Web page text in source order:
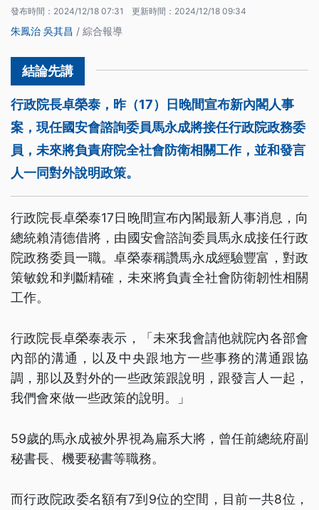
發布時間： 2024/12/18 07:31 更新時間： 2024/12/18 09:34
朱鳳治 吳其昌 / 綜合報導
行政院長卓榮泰，昨（17）日晚間宣布新內閣人事
案，現任國安會諮詢委員馬永成將接任行政院政務委
員，未來將負責府院全社會防衛相關工作，並和發言
人一同對外說明政策。
行政院長卓榮泰17日晚間宣布內閣最新人事消息，向
總統賴清德借將，由國安會諮詢委員馬永成接任行政
院政務委員一職。卓榮泰稱讚馬永成經驗豐富，對政
策敏銳和判斷精確，未來將負責全社會防衛韌性相關
工作。
行政院長卓榮泰表示，「未來我會請他就院內各部會
內部的溝通，以及中央跟地方一些事務的溝通跟協
調，那以及對外的一些政策跟說明，跟發言人一起，
我們會來做一些政策的說明。」
59歲的馬永成被外界視為扁系大將，曾任前總統府副
秘書長、機要秘書等職務。
而行政院政委名額有7到9位的空間，目前一共8位，